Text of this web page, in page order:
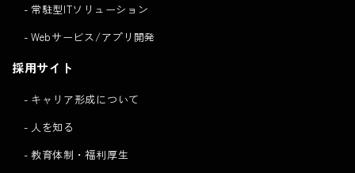
常駐型ITソリューション
Webサービス/アプリ開発
採用サイト
キャリア形成について
人を知る
教育体制・福利厚生